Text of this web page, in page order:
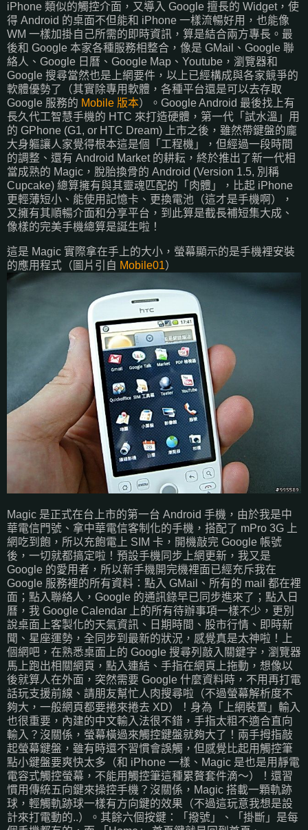
iPhone 類似的觸控介面，又導入 Google 擅長的 Widget，使
得 Android 的桌面不但能和 iPhone 一樣流暢好用，也能像
WM 一樣加掛自己所需的即時資訊，算是結合兩方專長。最
後和 Google 本家各種服務相整合，像是 GMail、Google 聯
絡人、Google 日曆、Google Map、Youtube，瀏覽器和
Google 搜尋當然也是上網要件，以上已經構成與各家競爭的
軟體優勢了（其實除專用軟體，各種平台還是可以去存取
Google 服務的 Mobile 版本）。Google Android 最後找上有
長久代工智慧手機的 HTC 來打造硬體，第一代「試水溫」用
的 GPhone (G1, or HTC Dream) 上市之後，雖然帶鍵盤的龐
大身軀讓人家覺得根本這是個「工程機」，但經過一段時間
的調整、還有 Android Market 的耕耘，終於推出了新一代相
當成熟的 Magic，脫胎換骨的 Android (Version 1.5, 別稱
Cupcake) 總算擁有與其靈魂匹配的「肉體」，比起 iPhone
更輕薄短小、能使用記憶卡、更換電池（這才是手機啊），
又擁有其順暢介面和分享平台，到此算是截長補短集大成、
像樣的完美手機總算是誕生啦！
這是 Magic 實際拿在手上的大小，螢幕顯示的是手機裡安裝
的應用程式（圖片引自 Mobile01）
Magic 是正式在台上市的第一台 Android 手機，由於我是中
華電信門號、拿中華電信客制化的手機，搭配了 mPro 3G 上
網吃到飽，所以充飽電上 SIM 卡，開機敲完 Google 帳號
後，一切就都搞定啦！預設手機同步上網更新，我又是
Google 的愛用者，所以新手機開完機裡面已經充斥我在
Google 服務裡的所有資料：點入 GMail、所有的 mail 都在裡
面；點入聯絡人，Google 的通訊錄早已同步進來了；點入日
曆，我 Google Calendar 上的所有待辦事項一樣不少，更別
說桌面上客製化的天氣資訊、日期時間、股市行情、即時新
聞、星座運勢，全同步到最新的狀況，感覺真是太神啦！上
個網吧，在熟悉桌面上的 Google 搜尋列敲入關鍵字，瀏覽器
馬上跑出相關網頁，點入連結、手指在網頁上拖動，想像以
後就算人在外面，突然需要 Google 什麼資料時，不用再打電
話玩支援前線、請朋友幫忙人肉搜尋啦（不過螢幕解析度不
夠大，一般網頁都要捲來捲去 XD）！身為「上網裝置」輸入
也很重要，內建的中文輸入法很不錯，手指太粗不適合直向
輸入？沒關係，螢幕橫過來觸控鍵盤就夠大了！兩手拇指敲
起螢幕鍵盤，雖有時還不習慣會誤觸，但感覺比起用觸控筆
點小鍵盤要爽快太多（和 iPhone 一樣、Magic 是也是用靜電
電容式觸控螢幕，不能用觸控筆這種累贅套件滴～）！還習
慣用傳統五向鍵來操控手機？沒關係，Magic 搭載一顆軌跡
球，輕觸軌跡球一樣有方向鍵的效果（不過這玩意我想是設
計來打電動的..）。其餘六個按鍵：「撥號」、「掛斷」是每